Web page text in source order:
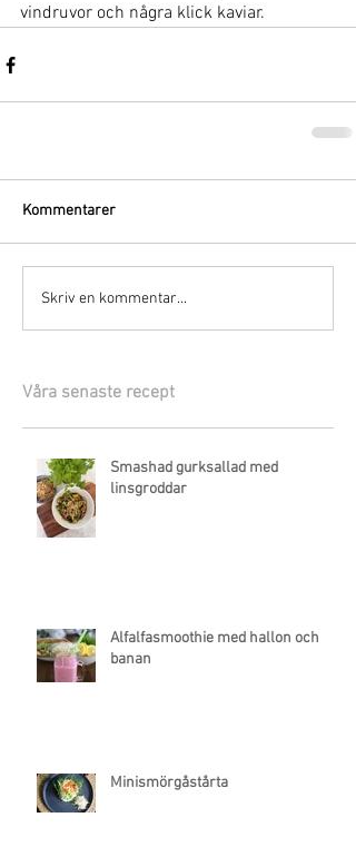
vindruvor och några klick kaviar.
Kommentarer
Skriv en kommentar...
Våra senaste recept
Smashad gurksallad med
linsgroddar
Alfalfasmoothie med hallon och
banan
Minismörgåstårta